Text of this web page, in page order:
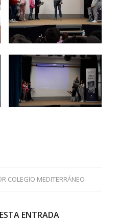
COLEGIO MEDITERRÁNEO
ENTRADA